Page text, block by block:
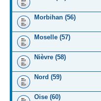
Morbihan (56)
Moselle (57)
Nièvre (58)
Nord (59)
Oise (60)